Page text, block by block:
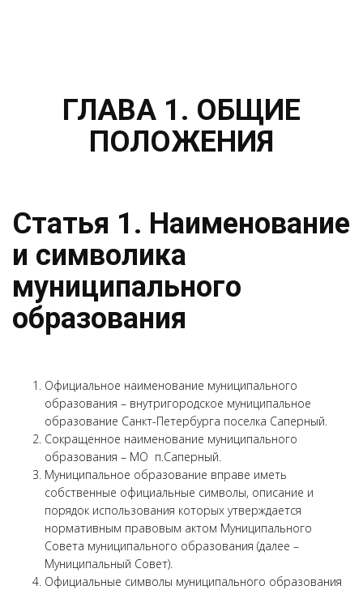
ГЛАВА 1. ОБЩИЕ
ПОЛОЖЕНИЯ
Статья 1. Наименование
и символика
муниципального
образования
Официальное наименование муниципального
образования – внутригородское муниципальное
образование Санкт-Петербурга поселка Саперный.
Сокращенное наименование муниципального
образования – МО п.Саперный.
Муниципальное образование вправе иметь
собственные официальные символы, описание и
порядок использования которых утверждается
нормативным правовым актом Муниципального
Совета муниципального образования (далее –
Муниципальный Совет).
Официальные символы муниципального образования